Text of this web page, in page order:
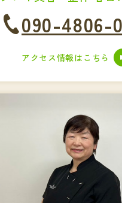
090-4806-
アクセス情報はこちら